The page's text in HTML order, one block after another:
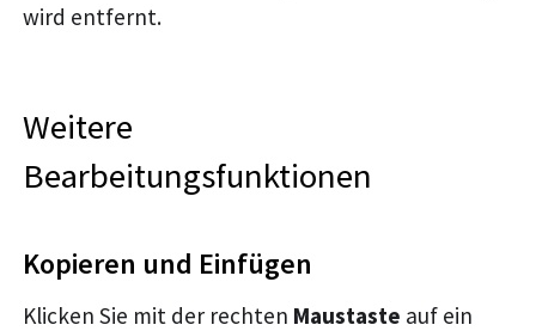
wird entfernt.
Weitere
Bearbeitungsfunktionen
Kopieren und Einfügen
Klicken Sie mit der rechten Maustaste auf ein